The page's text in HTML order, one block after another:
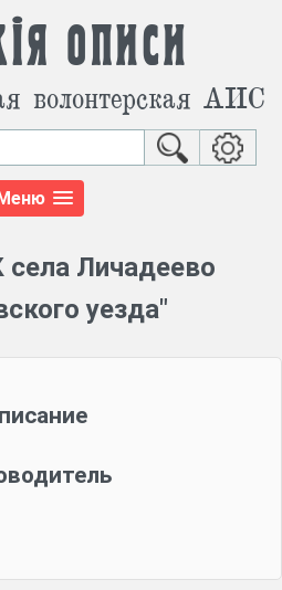
описи
волонтерская АИС
Личадеево
уезда"